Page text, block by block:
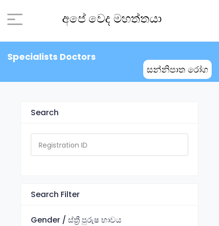
අපේ වෙද මහත්තයා
Specialists Doctors
සන්නිපාත රෝග
Search
Search Filter
Gender / ස්ත්‍රී පුරුෂ භාවය